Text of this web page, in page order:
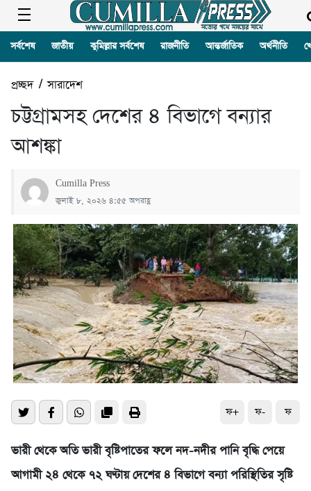
সর্বশেষ জাতীয় কুমিল্লার সর্বশেষ রাজনীতি আন্তর্জাতিক অর্থনীতি
প্রচ্ছদ/সারাদেশ
চট্টগ্রামসহ দেশের ৪ বিভাগে বন্যার
আশঙ্কা
Cumilla Press
জুলাই ৮, ২০২৬ ৪:৫৫ অপরাহ্ণ
ফ+ ফ- ফ
ভারী থেকে অতি ভারী বৃষ্টিপাতের ফলে নদ-নদীর পানি বৃদ্ধি পেয়ে
আগামী ২৪ থেকে ৭২ ঘণ্টায় দেশের ৪ বিভাগে বন্যা পরিস্থিতির সৃষ্টি